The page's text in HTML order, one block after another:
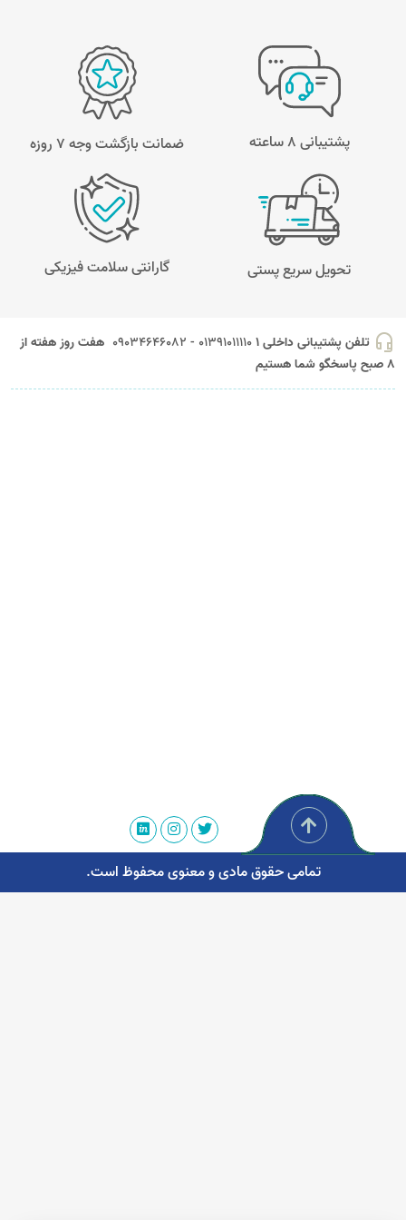
پشتیبانی 8 ساعته ضمانت بازگشت وجه ۷ روزه
تحویل سریع پستی گارانتی سلامت فیزیکی
headset_mic تلفن پشتیبانی داخلی 1 01391011110 - 09034646082
هفت روز هفته از
8 صبح پاسخگو شما هستیم
تمامی حقوق مادی و معنوی محفوظ است.